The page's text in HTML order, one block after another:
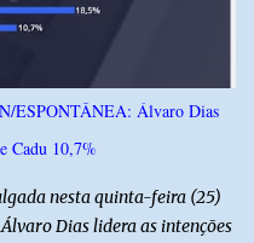
ESPONTÂNEA: Álvaro Dias
Cadu 10,7%
nesta quinta-feira (25)
Dias lidera as intenções